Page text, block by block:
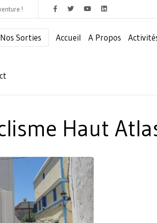
!
Nos Sorties Accueil A Propos
Haut